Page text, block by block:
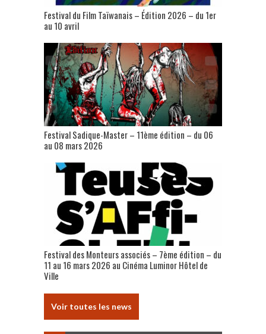
Festival du Film Taïwanais – Édition 2026 – du 1er
au 10 avril
Festival Sadique-Master – 11ème édition – du 06
au 08 mars 2026
Festival des Monteurs associés – 7ème édition – du
11 au 16 mars 2026 au Cinéma Luminor Hôtel de
Ville
Voir toutes les news